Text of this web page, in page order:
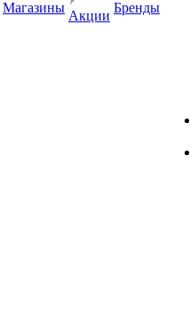
Магазины
Акции
Бренды